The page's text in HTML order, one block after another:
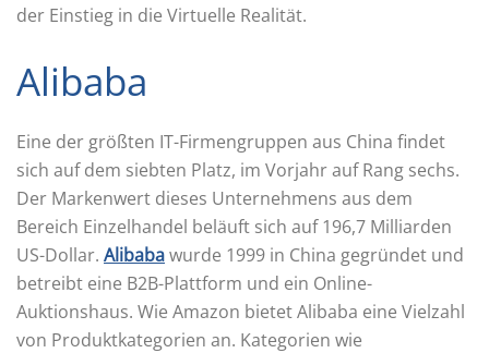
der Einstieg in die Virtuelle Realität.
Alibaba
Eine der größten IT-Firmengruppen aus China findet
sich auf dem siebten Platz, im Vorjahr auf Rang sechs.
Der Markenwert dieses Unternehmens aus dem
Bereich Einzelhandel beläuft sich auf 196,7 Milliarden
US-Dollar. Alibabawurde 1999 in China gegründet und
betreibt eine B2B-Plattform und ein Online-
Auktionshaus. Wie Amazon bietet Alibaba eine Vielzahl
von Produktkategorien an. Kategorien wie